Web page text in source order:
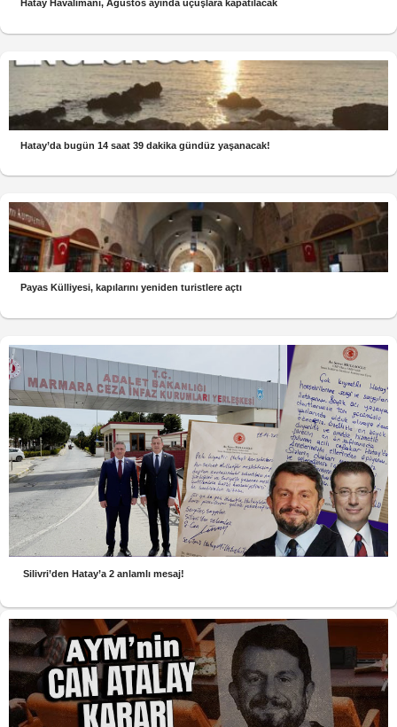
Hatay Havalimanı, Ağustos ayında uçuşlara kapatılacak
Hatay’da bugün 14 saat 39 dakika gündüz yaşanacak!
Payas Külliyesi, kapılarını yeniden turistlere açtı
Silivri’den Hatay’a 2 anlamlı mesaj!